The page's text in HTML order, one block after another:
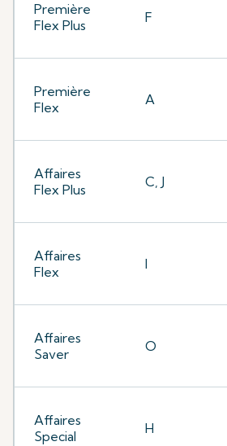
Première
Flex Plus
F
Première
Flex
A
Affaires
Flex Plus
C, J
Affaires
Flex
I
Affaires
Saver
O
Affaires
Special
H